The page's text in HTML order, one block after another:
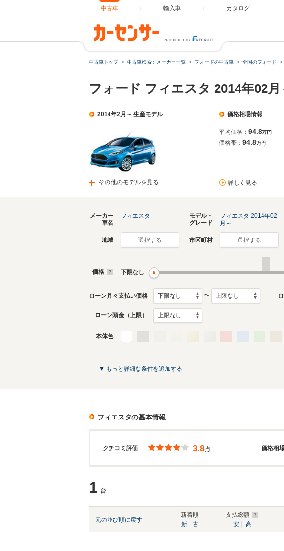
中古車 輸入車 カタログ
中古車トップ 中古車検索：メーカー一覧 フォードの中古車 全国のフォード
フォード フィエスタ 2014年02
2014年2月～ 生産モデル
その他のモデルを見る
価格相場情報
平均価格： 94.8万円
価格帯： 94.8万円
詳しく見る
フィエスタのカタログを見る
メーカー
車名
フィエスタ
モデル・
グレード
フィエスタ 2014年02
月～
地域 選択する 市区町村 選択する
価格 下限なし
ローン月々支払い価格 〜
ローン頭金（上限）
本体色
▼ もっと詳細な条件を追加する
フィエスタの基本情報
クチコミ評価 価格相
3.8点
1 台
元の並び順に戻す
新着順
新
古
支払総額
安
高